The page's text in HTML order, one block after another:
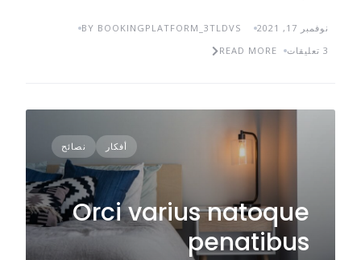
نوفمبر 17, 2021
BY BOOKINGPLATFORM_3TLDVS
3 تعليقات
READ MORE
أفكار نصائح
Orci varius natoque
penatibus